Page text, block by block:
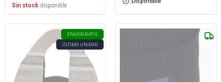
Sin stock disponible
ENVÍOGRATIS
ÚLTIMA UNIDAD